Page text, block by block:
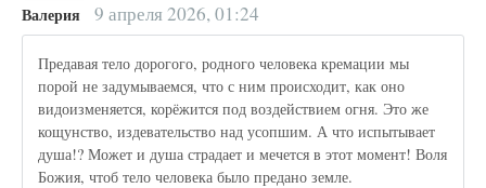
Валерия 9 апреля 2026, 01:24
Предавая тело дорогого, родного человека кремации мы
порой не задумываемся, что с ним происходит, как оно
видоизменяется, корёжится под воздействием огня. Это же
кощунство, издевательство над усопшим. А что испытывает
душа!? Может и душа страдает и мечется в этот момент! Воля
Божия, чтоб тело человека было предано земле.